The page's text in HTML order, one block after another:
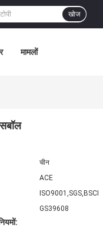
खोज
मामलों
चीन
ACE
ISO9001,SGS,BSCI
GS39608